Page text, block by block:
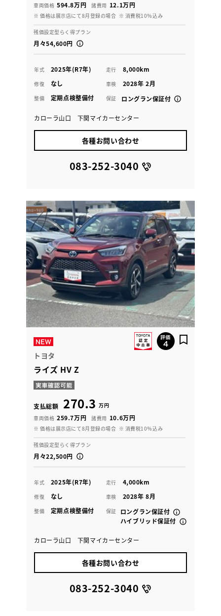
車両価格 594.8万円 諸費用 12.1万円
※ 価格は展示店にて8月登録の場合 ※ 消費税10％込み
残価設定型らく得プラン
月々54,600円
年式 2025年(R7年) 走行 8,000km
修復 なし 車検 2028年 2月
整備 定期点検整備付 保証 ロングラン保証付
カローラ山口 下関マイカーセンター
各種お問い合わせ
083-252-3040
トヨタ
ライズ HV Z
支払総額 270.3 万円
車両価格 259.7万円 諸費用 10.6万円
※ 価格は展示店にて8月登録の場合 ※ 消費税10％込み
残価設定型らく得プラン
月々22,500円
年式 2025年(R7年) 走行 4,000km
修復 なし 車検 2028年 8月
整備 定期点検整備付 保証
ロングラン保証付
ハイブリッド保証付
カローラ山口 下関マイカーセンター
各種お問い合わせ
083-252-3040